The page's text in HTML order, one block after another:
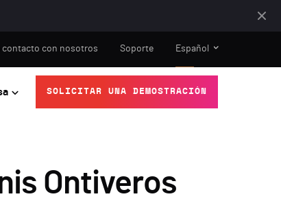
SOLICITAR UNA DEMOSTRACIÓN
contacto con nosotros Soporte Español
Ontiveros